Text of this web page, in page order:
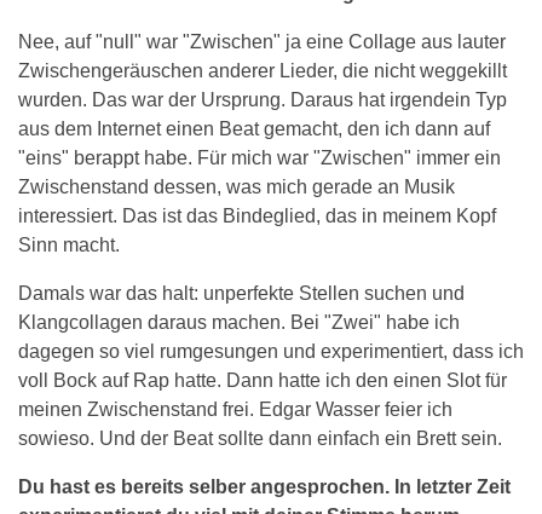
Nee, auf "null" war "Zwischen" ja eine Collage aus lauter
Zwischengeräuschen anderer Lieder, die nicht weggekillt
wurden. Das war der Ursprung. Daraus hat irgendein Typ
aus dem Internet einen Beat gemacht, den ich dann auf
"eins" berappt habe. Für mich war "Zwischen" immer ein
Zwischenstand dessen, was mich gerade an Musik
interessiert. Das ist das Bindeglied, das in meinem Kopf
Sinn macht.
Damals war das halt: unperfekte Stellen suchen und
Klangcollagen daraus machen. Bei "Zwei" habe ich
dagegen so viel rumgesungen und experimentiert, dass ich
voll Bock auf Rap hatte. Dann hatte ich den einen Slot für
meinen Zwischenstand frei. Edgar Wasser feier ich
sowieso. Und der Beat sollte dann einfach ein Brett sein.
Du hast es bereits selber angesprochen. In letzter Zeit